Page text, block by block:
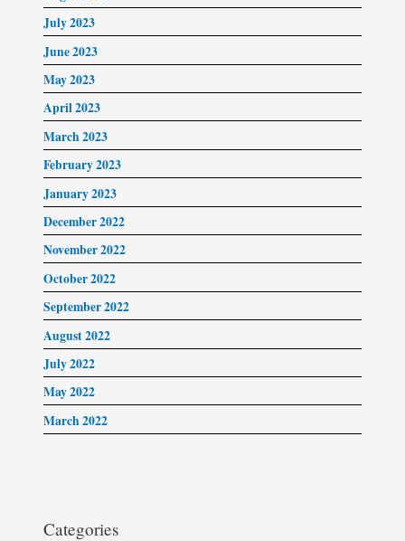
July 2023
June 2023
May 2023
April 2023
March 2023
February 2023
January 2023
December 2022
November 2022
October 2022
September 2022
August 2022
July 2022
May 2022
March 2022
Categories